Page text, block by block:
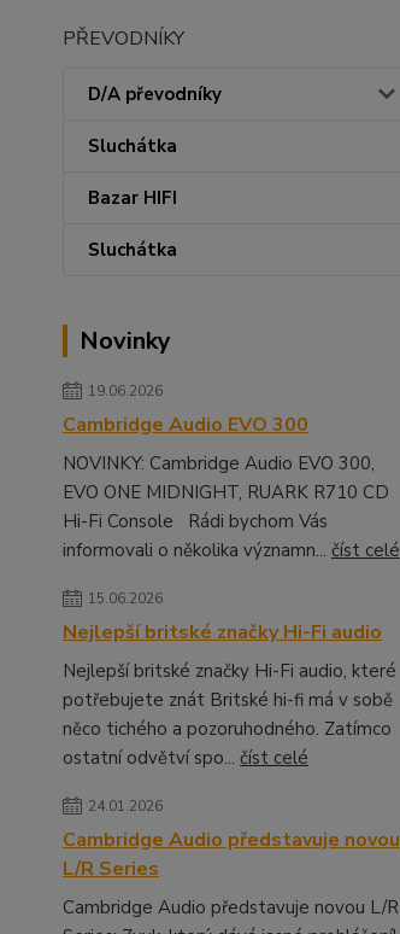
PŘEVODNÍKY
D/A převodníky
Sluchátka
Bazar HIFI
Sluchátka
Novinky
19.06.2026
Cambridge Audio EVO 300
NOVINKY: Cambridge Audio EVO 300,
EVO ONE MIDNIGHT, RUARK R710 CD
Hi-Fi Console Rádi bychom Vás
informovali o několika významn... číst celé
15.06.2026
Nejlepší britské značky Hi-Fi audio
Nejlepší britské značky Hi-Fi audio, které
potřebujete znát Britské hi-fi má v sobě
něco tichého a pozoruhodného. Zatímco
ostatní odvětví spo... číst celé
24.01.2026
Cambridge Audio představuje novou
L/R Series
Cambridge Audio představuje novou L/R